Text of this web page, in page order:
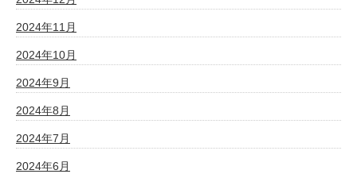
2024年11月
2024年10月
2024年9月
2024年8月
2024年7月
2024年6月